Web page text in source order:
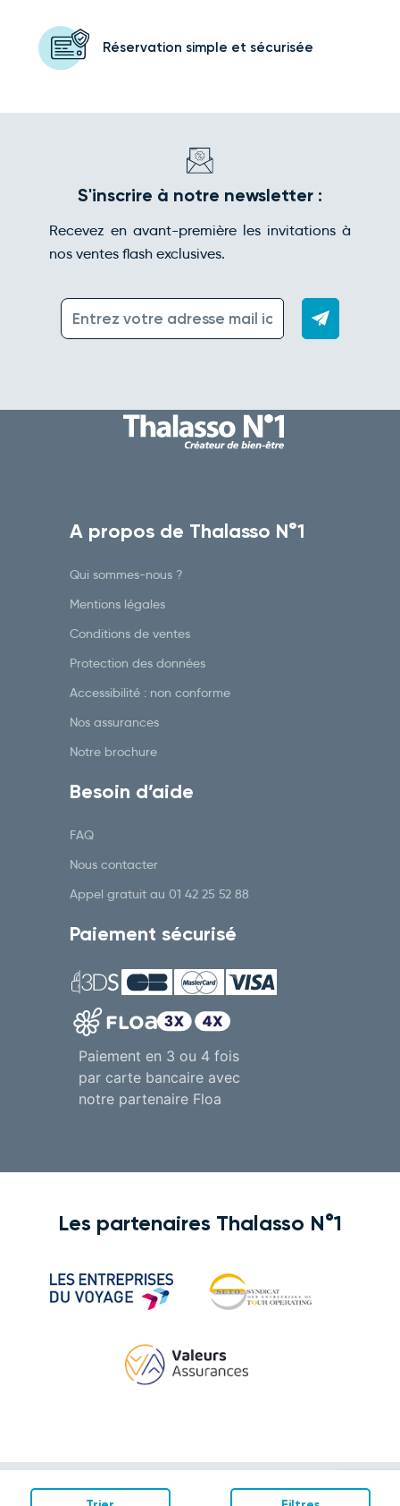
Réservation simple et sécurisée
S'inscrire à notre newsletter :
Recevez en avant-première les invitations à
nos ventes flash exclusives.
A propos de Thalasso N°1
Qui sommes-nous ?
Mentions légales
Conditions de ventes
Protection des données
Accessibilité : non conforme
Nos assurances
Notre brochure
Besoin d’aide
FAQ
Nous contacter
Appel gratuit au 01 42 25 52 88
Paiement sécurisé
Paiement en 3 ou 4 fois
par carte bancaire avec
notre partenaire Floa
Les partenaires Thalasso N°1